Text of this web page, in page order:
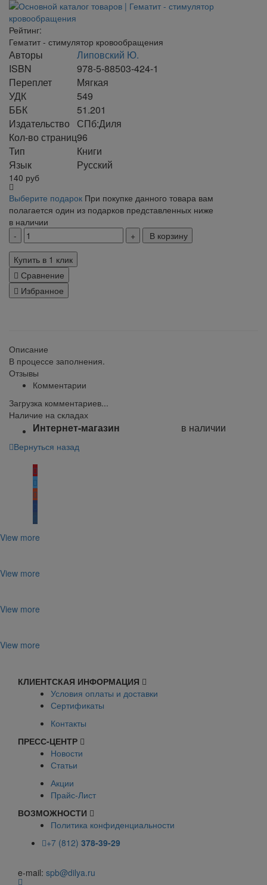
Рейтинг:
Гематит - стимулятор кровообращения
Авторы
Липовский Ю.
ISBN
978-5-88503-424-1
Переплет
Мягкая
УДК
549
ББК
51.201
Издательство
СПб:Диля
Кол-во страниц96
Тип
Книги
Язык
Русский
140 руб
Выберите подарок При покупке данного товара вам
полагается один из подарков представленных ниже
в наличии
В корзину
Купить в 1 клик
Сравнение
Избранное
Описание
В процессе заполнения.
Отзывы
Комментарии
Загрузка комментариев...
Наличие на складах
Интернет-магазин в наличии
Вернуться назад
View more
View more
View more
View more
КЛИЕНТСКАЯ ИНФОРМАЦИЯ
Условия оплаты и доставки
Сертификаты
Контакты
ПРЕСС-ЦЕНТР
Новости
Статьи
Акции
Прайс-Лист
ВОЗМОЖНОСТИ
Политика конфиденциальности
+7 (812) 378-39-29
e-mail: spb@dilya.ru